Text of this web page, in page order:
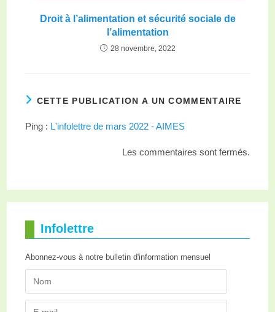
Droit à l’alimentation et sécurité sociale de
l’alimentation
28 novembre, 2022
CETTE PUBLICATION A UN COMMENTAIRE
Ping : L'infolettre de mars 2022 - AIMES
Les commentaires sont fermés.
Infolettre
Abonnez-vous à notre bulletin d'information mensuel